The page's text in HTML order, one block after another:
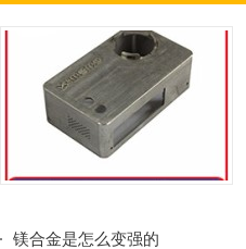
镁合金是怎么变强的